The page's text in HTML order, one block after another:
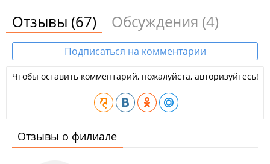
Отзывы (67) Обсуждения (4)
Подписаться на комментарии
Чтобы оставить комментарий, пожалуйста, авторизуйтесь!
Отзывы о филиале